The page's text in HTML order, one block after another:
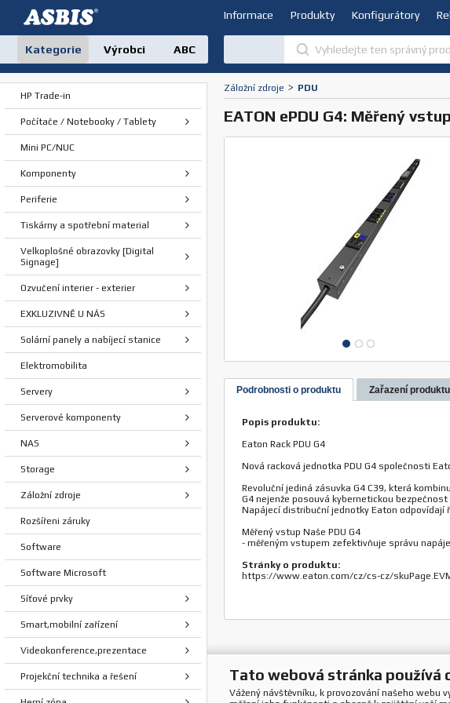
Informace Produkty Konfigurátory
Záložní zdroje > PDU
EATON ePDU G4: Měřený
Podrobnosti o produktu Zařazení produktu
Popis produktu:
Eaton Rack PDU G4
Nová racková jednotka PDU G4 společnosti
Revoluční jediná zásuvka G4 C39, která
G4 nejenže posouvá kybernetickou
Napájecí distribuční jednotky Eaton odpovídají
Měřený vstup Naše PDU G4
- měřeným vstupem zefektivňuje správu
Stránky o produktu:
https://www.eaton.com/cz/cs-cz/
Kategorie Výrobci ABC
HP Trade-in
Počítače / Notebooky / Tablety
Mini PC/NUC
Komponenty
Periferie
Tiskárny a spotřební material
Velkoplošné obrazovky [Digital
Signage]
Ozvučení interier - exterier
EXKLUZIVNĚ U NÁS
Solární panely a nabíjecí stanice
Elektromobilita
Servery
Serverové komponenty
NAS
Storage
Záložní zdroje
Rozšířeni záruky
Software
Software Microsoft
Síťové prvky
Smart,mobilní zařízení
Videokonference,prezentace
Projekční technika a řešení Tato webová stránka používá
Vážený návštěvníku, k provozování našeho webu